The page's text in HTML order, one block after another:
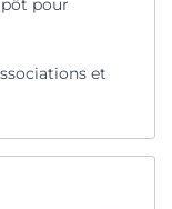
pour
et